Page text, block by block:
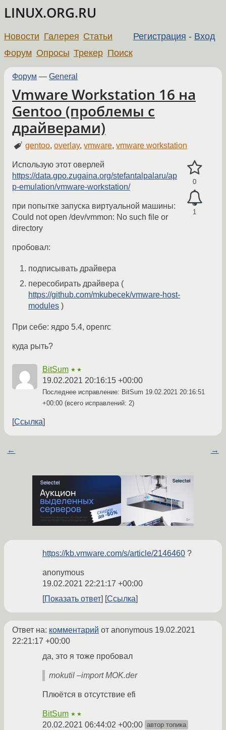
LINUX.ORG.RU
Регистрация - Вход
Новости Галерея Статьи
Форум Опросы Трекер Поиск
Форум — General
Vmware Workstation 16 на
Gentoo (проблемы с
драйверами)
gentoo,overlay,vmware,vmware workstation
0
1
Использую этот оверлей
https://data.gpo.zugaina.org/stefantalpalaru/ap
p-emulation/vmware-workstation/
при попытке запуска виртуальной машины:
Could not open /dev/vmmon: No such file or
directory
пробовал:
подписывать драйвера
пересобирать драйвера (
https://github.com/mkubecek/vmware-host-
modules )
При себе: ядро 5.4, openrc
куда рыть?
BitSum ★★
19.02.2021 20:16:15 +00:00
Последнее исправление: BitSum 19.02.2021 20:16:51
+00:00 (всего исправлений: 2)
Ссылка
← →
https://kb.vmware.com/s/article/2146460 ?
anonymous
19.02.2021 22:21:17 +00:00
Показать ответ
Ссылка
Ответ на: комментарий от anonymous 19.02.2021
22:21:17 +00:00
да, это я тоже пробовал
mokutil –import MOK.der
Плюётся в отсутствие efi
BitSum ★★
20.02.2021 06:44:02 +00:00 автор топика